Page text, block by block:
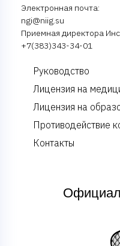
Электронная почта:
ngi@niig.su
Приемная директора
+7(383)343-34-01
Руководство
Лицензия на
Лицензия на
Противодействие
Контакты